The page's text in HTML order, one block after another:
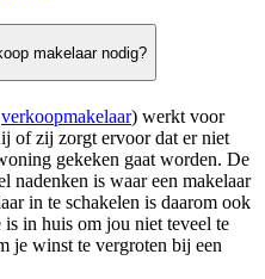
makelaar nodig?
verkoopmakelaar) werkt voor
of zij zorgt ervoor dat er niet
gekeken gaat worden. De
nadenken is waar een makelaar
in te schakelen is daarom ook
in huis om jou niet teveel te
je winst te vergroten bij een